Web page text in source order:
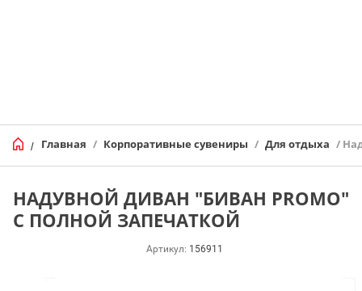
/ Главная / Корпоративные сувениры / Для отдыха /
НАДУВНОЙ ДИВАН "БИВАН PROMO"
С ПОЛНОЙ ЗАПЕЧАТКОЙ
Артикул: 156911